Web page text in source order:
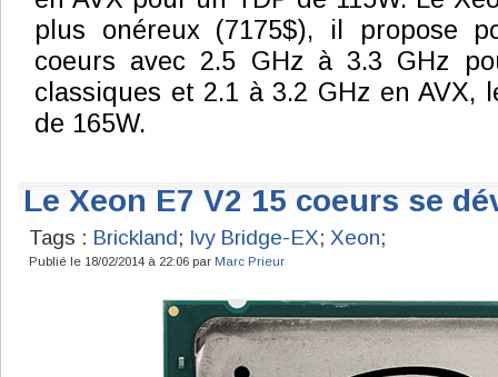
plus onéreux (7175$), il propose
coeurs avec 2.5 GHz à 3.3 GHz
classiques et 2.1 à 3.2 GHz en AVX,
de 165W.
Le Xeon E7 V2 15 coeurs se
Tags : Brickland; Ivy Bridge-EX; Xeon;
Publié le 18/02/2014 à 22:06 par Marc Prieur